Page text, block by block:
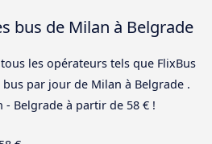
bus de Milan à Belgrade
les opérateurs tels que FlixBus
par jour de Milan à Belgrade .
- Belgrade à partir de 58 € !